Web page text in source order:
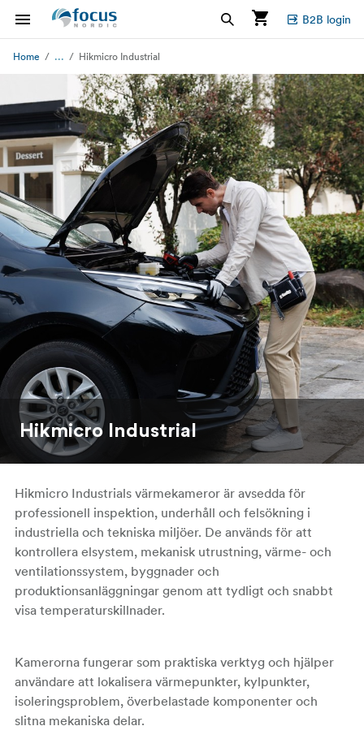
B2B login
Home ... Hikmicro Industrial
Hikmicro Industrial
Hikmicro Industrials värmekameror är avsedda för
professionell inspektion, underhåll och felsökning i
industriella och tekniska miljöer. De används för att
kontrollera elsystem, mekanisk utrustning, värme- och
ventilationssystem, byggnader och
produktionsanläggningar genom att tydligt och snabbt
visa temperaturskillnader.
Kamerorna fungerar som praktiska verktyg och hjälper
användare att lokalisera värmepunkter, kylpunkter,
isoleringsproblem, överbelastade komponenter och
slitna mekaniska delar.